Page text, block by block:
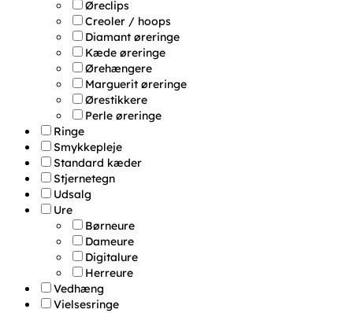
Øreclips
Creoler / hoops
Diamant øreringe
Kæde øreringe
Ørehængere
Marguerit øreringe
Ørestikkere
Perle øreringe
Ringe
Smykkepleje
Standard kæder
Stjernetegn
Udsalg
Ure
Børneure
Dameure
Digitalure
Herreure
Vedhæng
Vielsesringe